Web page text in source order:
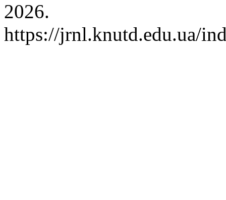
2026.
https://jrnl.knutd.edu.ua/